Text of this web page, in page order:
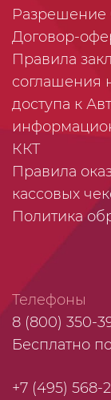
Разрешение
Договор-
Правила
соглашения
доступа к
ККТ
Правила
кассовых
Политика
Телефоны
8 (800) 350-
Бесплатно
+7 (495) 568-